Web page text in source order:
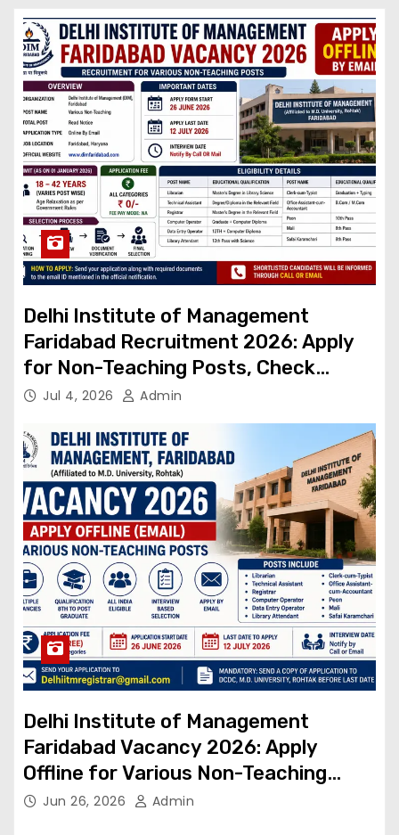
Delhi Institute of Management
Faridabad Recruitment 2026: Apply
for Non-Teaching Posts, Check
Eligibility & Last Date, Non-Teaching
Posts, Check Eligibility & Last Date
Jul 4, 2026 Admin
Delhi Institute of Management
Faridabad Vacancy 2026: Apply
Offline for Various Non-Teaching
Posts | No Application Fee
Jun 26, 2026 Admin